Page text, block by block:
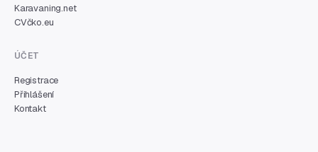
Karavaning.net
CVčko.eu
ÚČET
Registrace
Přihlášení
Kontakt